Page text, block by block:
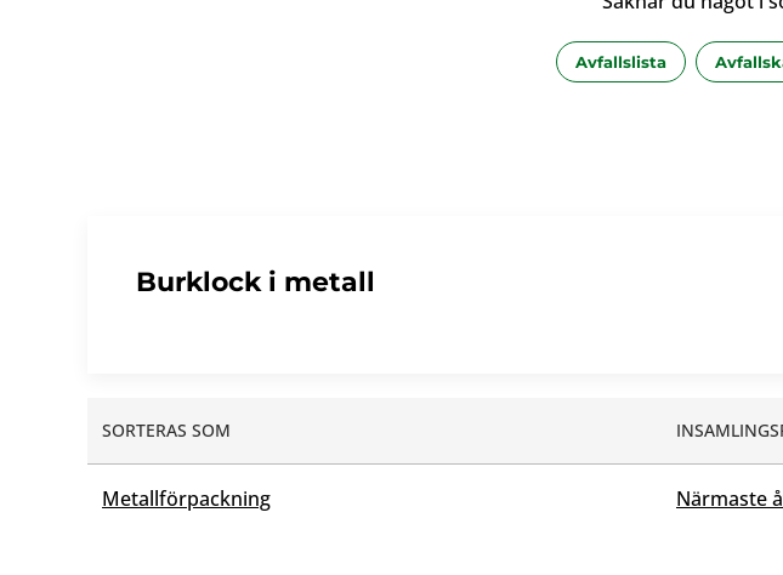
Avfallslista
Burklock i metall
SORTERAS SOM
Metallförpackning Närmaste